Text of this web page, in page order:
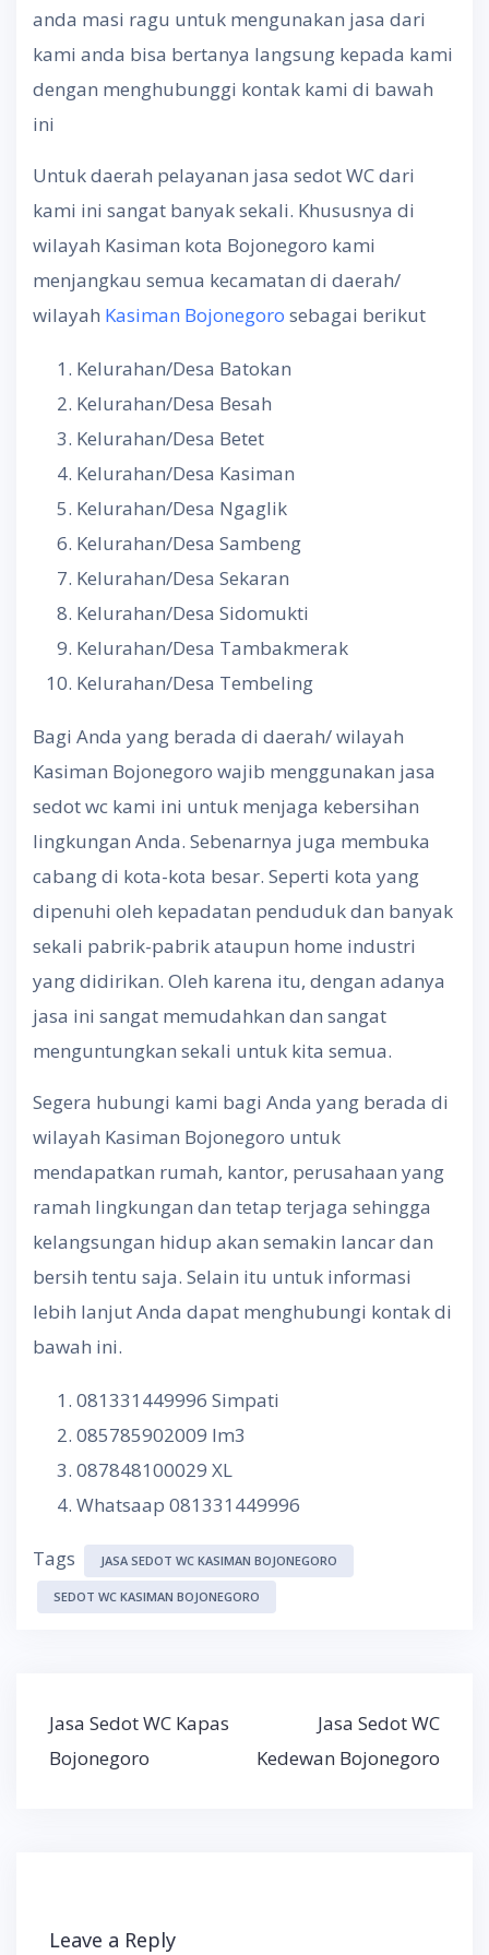
anda masi ragu untuk mengunakan jasa dari
kami anda bisa bertanya langsung kepada kami
dengan menghubunggi kontak kami di bawah
ini
Untuk daerah pelayanan jasa sedot WC dari
kami ini sangat banyak sekali. Khususnya di
wilayah Kasiman kota Bojonegoro kami
menjangkau semua kecamatan di daerah/
wilayah Kasiman Bojonegoro sebagai berikut
Kelurahan/Desa Batokan
Kelurahan/Desa Besah
Kelurahan/Desa Betet
Kelurahan/Desa Kasiman
Kelurahan/Desa Ngaglik
Kelurahan/Desa Sambeng
Kelurahan/Desa Sekaran
Kelurahan/Desa Sidomukti
Kelurahan/Desa Tambakmerak
Kelurahan/Desa Tembeling
Bagi Anda yang berada di daerah/ wilayah
Kasiman Bojonegoro wajib menggunakan jasa
sedot wc kami ini untuk menjaga kebersihan
lingkungan Anda. Sebenarnya juga membuka
cabang di kota-kota besar. Seperti kota yang
dipenuhi oleh kepadatan penduduk dan banyak
sekali pabrik-pabrik ataupun home industri
yang didirikan. Oleh karena itu, dengan adanya
jasa ini sangat memudahkan dan sangat
menguntungkan sekali untuk kita semua.
Segera hubungi kami bagi Anda yang berada di
wilayah Kasiman Bojonegoro untuk
mendapatkan rumah, kantor, perusahaan yang
ramah lingkungan dan tetap terjaga sehingga
kelangsungan hidup akan semakin lancar dan
bersih tentu saja. Selain itu untuk informasi
lebih lanjut Anda dapat menghubungi kontak di
bawah ini.
081331449996 Simpati
085785902009 Im3
087848100029 XL
Whatsaap 081331449996
Tags JASA SEDOT WC KASIMAN BOJONEGORO
SEDOT WC KASIMAN BOJONEGORO
Post
navigation
Jasa Sedot WC Kapas
Bojonegoro
Jasa Sedot WC
Kedewan Bojonegoro
Leave a Reply